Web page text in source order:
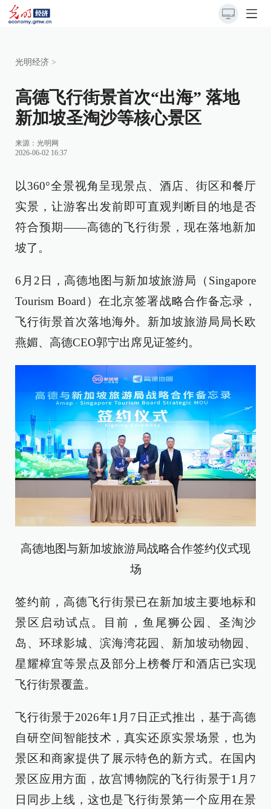
光明经济 >
高德飞行街景首次“出海” 落地
新加坡圣淘沙等核心景区
来源： 光明网
2026-06-02 16:37
以360°全景视角呈现景点、酒店、街区和餐厅
实景，让游客出发前即可直观判断目的地是否
符合预期——高德的飞行街景，现在落地新加
坡了。
6月2日，高德地图与新加坡旅游局（Singapore
Tourism Board）在北京签署战略合作备忘录，
飞行街景首次落地海外。新加坡旅游局局长欧
燕媚、高德CEO郭宁出席见证签约。
高德地图与新加坡旅游局战略合作签约仪式现
场
签约前，高德飞行街景已在新加坡主要地标和
景区启动试点。目前，鱼尾狮公园、圣淘沙
岛、环球影城、滨海湾花园、新加坡动物园、
星耀樟宜等景点及部分上榜餐厅和酒店已实现
飞行街景覆盖。
飞行街景于2026年1月7日正式推出，基于高德
自研空间智能技术，真实还原实景场景，也为
景区和商家提供了展示特色的新方式。在国内
景区应用方面，故宫博物院的飞行街景于1月7
日同步上线，这也是飞行街景第一个应用在景